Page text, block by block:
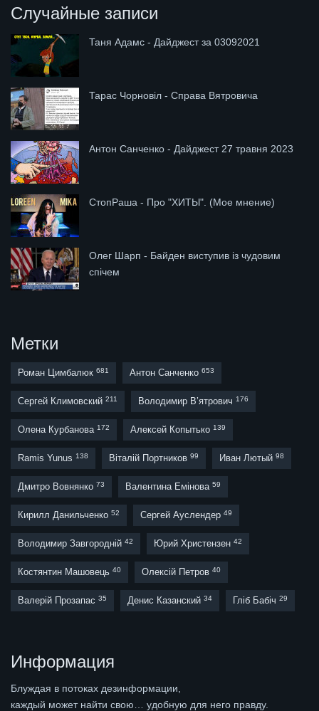
Случайные записи
Таня Адамс - Дайджест за 03092021
Тарас Чорновіл - Справа Вятровича
Антон Санченко - Дайджест 27 травня 2023
СтопРаша - Про "ХИТЫ". (Мое мнение)
Олег Шарп - Байден виступив із чудовим
спічем
Метки
Роман Цимбалюк 681 Антон Санченко 653
Сергей Климовский 211 Володимир В’ятрович 176
Олена Курбанова 172 Алексей Копытько 139
Ramis Yunus 138 Віталій Портников 99 Иван Лютый 98
Дмитро Вовнянко 73 Валентина Емінова 59
Кирилл Данильченко 52 Сергей Ауслендер 49
Володимир Завгородній 42 Юрий Христензен 42
Костянтин Машовець 40 Олексій Петров 40
Валерій Прозапас 35 Денис Казанский 34 Гліб Бабіч 29
Информация
Блуждая в потоках дезинформации,
каждый может найти свою… удобную для него правду.